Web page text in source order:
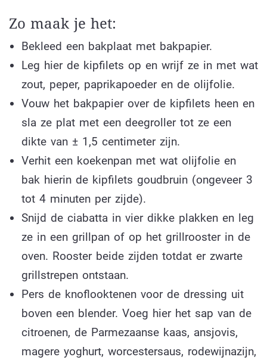
Zo maak je het:
Bekleed een bakplaat met bakpapier.
Leg hier de kipfilets op en wrijf ze in met wat
zout, peper, paprikapoeder en de olijfolie.
Vouw het bakpapier over de kipfilets heen en
sla ze plat met een deegroller tot ze een
dikte van ± 1,5 centimeter zijn.
Verhit een koekenpan met wat olijfolie en
bak hierin de kipfilets goudbruin (ongeveer 3
tot 4 minuten per zijde).
Snijd de ciabatta in vier dikke plakken en leg
ze in een grillpan of op het grillrooster in de
oven. Rooster beide zijden totdat er zwarte
grillstrepen ontstaan.
Pers de knoflooktenen voor de dressing uit
boven een blender. Voeg hier het sap van de
citroenen, de Parmezaanse kaas, ansjovis,
magere yoghurt, worcestersaus, rodewijnazijn,